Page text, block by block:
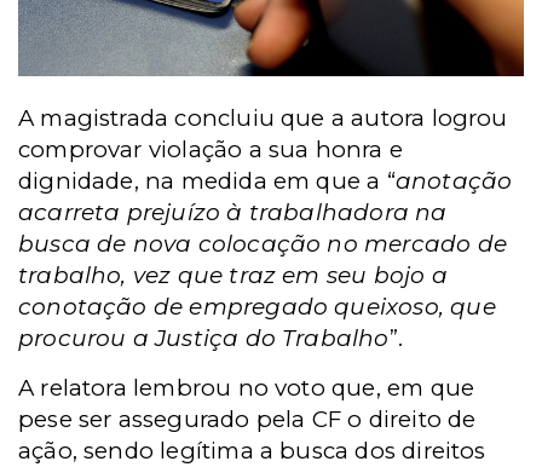
A magistrada concluiu que a autora logrou
comprovar violação a sua honra e
dignidade, na medida em que a “anotação
acarreta prejuízo à trabalhadora na
busca de nova colocação no mercado de
trabalho, vez que traz em seu bojo a
conotação de empregado queixoso, que
procurou a Justiça do Trabalho”.
A relatora lembrou no voto que, em que
pese ser assegurado pela CF o direito de
ação, sendo legítima a busca dos direitos